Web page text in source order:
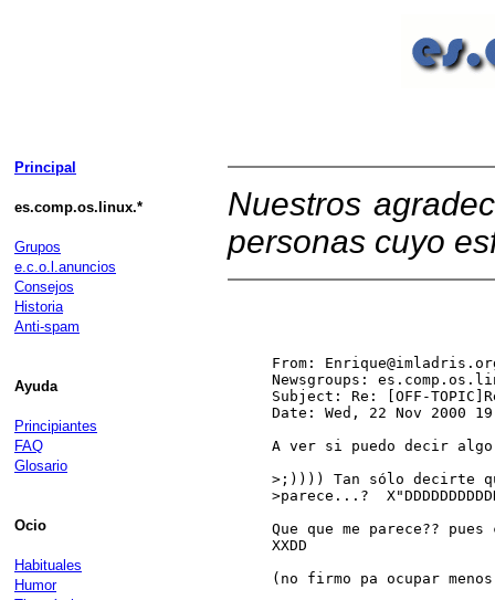
Principal
es.comp.os.linux.*
Grupos
e.c.o.l.anuncios
Consejos
Historia
Anti-spam
Ayuda
Principiantes
FAQ
Glosario
Ocio
Habituales
Humor
Nuestros
personas cuyo
From:
Newsgroups:
Subject: Re: [OFF-
Date: Wed, 22 Nov 2000
A ver si puedo decir
>;)))) Tan sólo decirte
>parece...?
Que que me parece??
XXDD
(no firmo pa ocupar